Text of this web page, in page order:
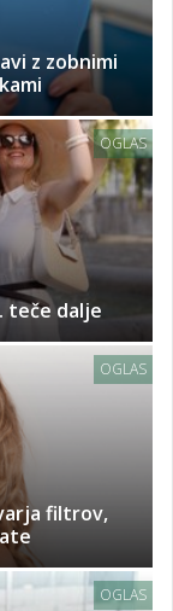
z zobnimi
OGLAS
teče dalje
OGLAS
filtrov,
OGLAS